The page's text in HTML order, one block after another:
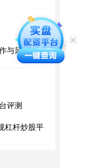
与风险把控
评测
杠杆炒股平